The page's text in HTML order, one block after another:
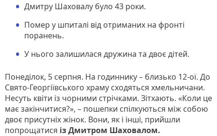
Дмитру Шаховалу було 43 роки.
Помер у шпиталі від отриманих на фронті
поранень.
У нього залишилася дружина та двоє дітей.
Понеділок, 5 серпня. На годиннику – близько 12-ої. До
Свято-Георгіївського храму сходяться хмельничани.
Несуть квіти із чорними стрічками. Зітхають. «Коли це
має закінчитися?», – пошепки спілкуються між собою
двоє присутніх жінок. Вони, як і інші, прийшли
попрощатися із Дмитром Шаховалом.